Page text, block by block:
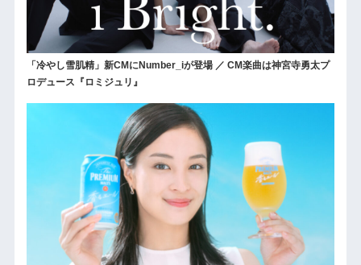
「冷やし雪肌精」新CMにNumber_iが登場 ／ CM楽曲は神宮寺勇太プ
ロデュース『ロミジュリ』